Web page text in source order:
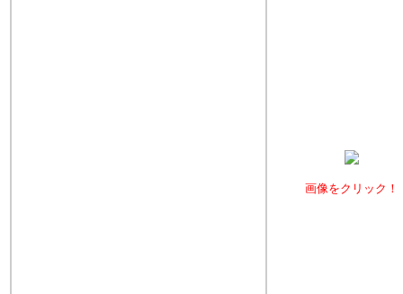
画像をクリック！